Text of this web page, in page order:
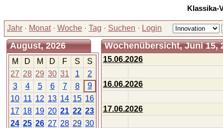
Klassika-
Jahr · Monat· Woche · Tag · Suchen · Login
August, 2026
M D M D F S
S
27 28 29 30 31 1
2
3
4 5 6 7 8
9
10 11 12 13 14 15 16
17 18 19 20 21 22 23
24 25 26 27 28 29 30
Wochenübersicht, Juni 15,
15.06.2026
16.06.2026
17.06.2026